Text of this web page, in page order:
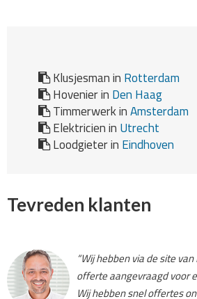
Klusjesman in Rotterdam
Hovenier in Den Haag
Timmerwerk inAmsterdam
Elektricien in Utrecht
Loodgieter in Eindhoven
Tevreden klanten
“Wij hebben via de site
offerte aangevraagd voor
Wij hebben snel offertes